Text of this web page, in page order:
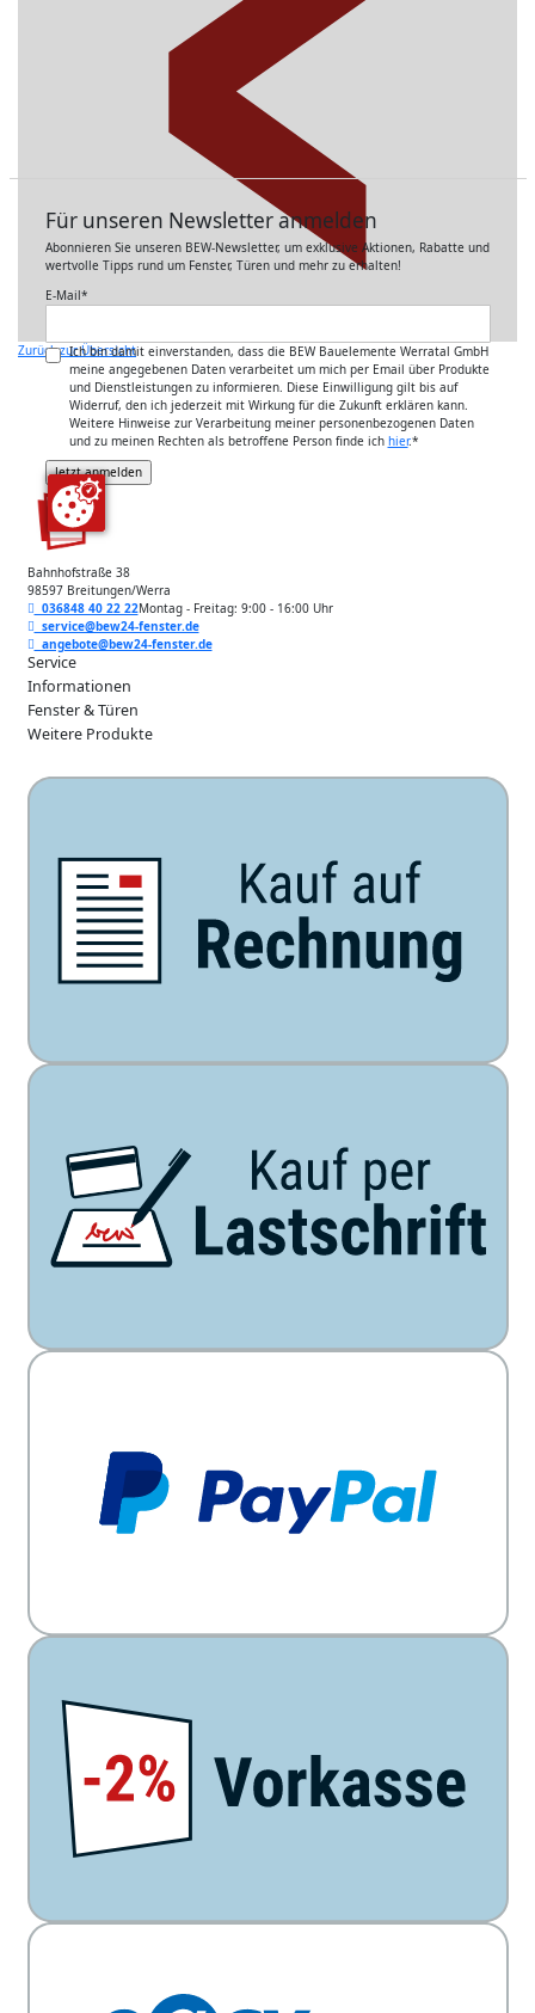
Zurück zur Übersicht
Für unseren Newsletter anmelden
Abonnieren Sie unseren BEW-Newsletter, um exklusive Aktionen, Rabatte und
wertvolle Tipps rund um Fenster, Türen und mehr zu erhalten!
E-Mail*
Ich bin damit einverstanden, dass die BEW Bauelemente Werratal GmbH
meine angegebenen Daten verarbeitet um mich per Email über Produkte
und Dienstleistungen zu informieren. Diese Einwilligung gilt bis auf
Widerruf, den ich jederzeit mit Wirkung für die Zukunft erklären kann.
Weitere Hinweise zur Verarbeitung meiner personenbezogenen Daten
und zu meinen Rechten als betroffene Person finde ich hier.*
Bahnhofstraße 38
98597 Breitungen/Werra
036848 40 22 22Montag - Freitag: 9:00 - 16:00 Uhr
service@bew24-fenster.de
angebote@bew24-fenster.de
Service
Informationen
Fenster & Türen
Weitere Produkte